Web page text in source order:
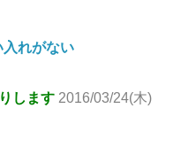
れがない
します 2016/03/24(木)